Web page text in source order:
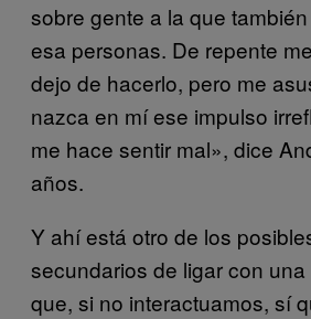
sobre gente a la que
esa personas. De repente
dejo de hacerlo, pero me
nazca en mí ese impulso
me hace sentir mal», dice
años.
Y ahí está otro de los
secundarios de ligar con
que, si no interactuamos, sí